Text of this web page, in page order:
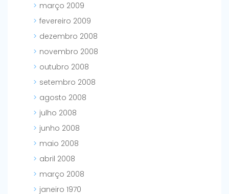
março 2009
fevereiro 2009
dezembro 2008
novembro 2008
outubro 2008
setembro 2008
agosto 2008
julho 2008
junho 2008
maio 2008
abril 2008
março 2008
janeiro 1970